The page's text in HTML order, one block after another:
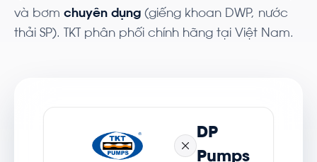
và bơm chuyên dụng (giếng khoan DWP, nước
thải SP). TKT phân phối chính hãng tại Việt Nam.
DP
Pumps